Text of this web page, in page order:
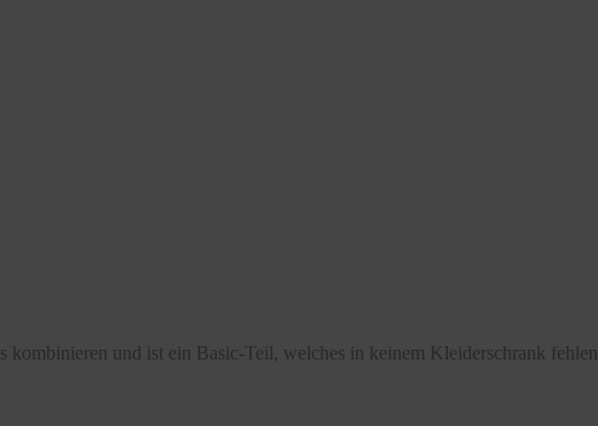
kombinieren und ist ein Basic-Teil, welches in keinem Kleiderschrank fehlen